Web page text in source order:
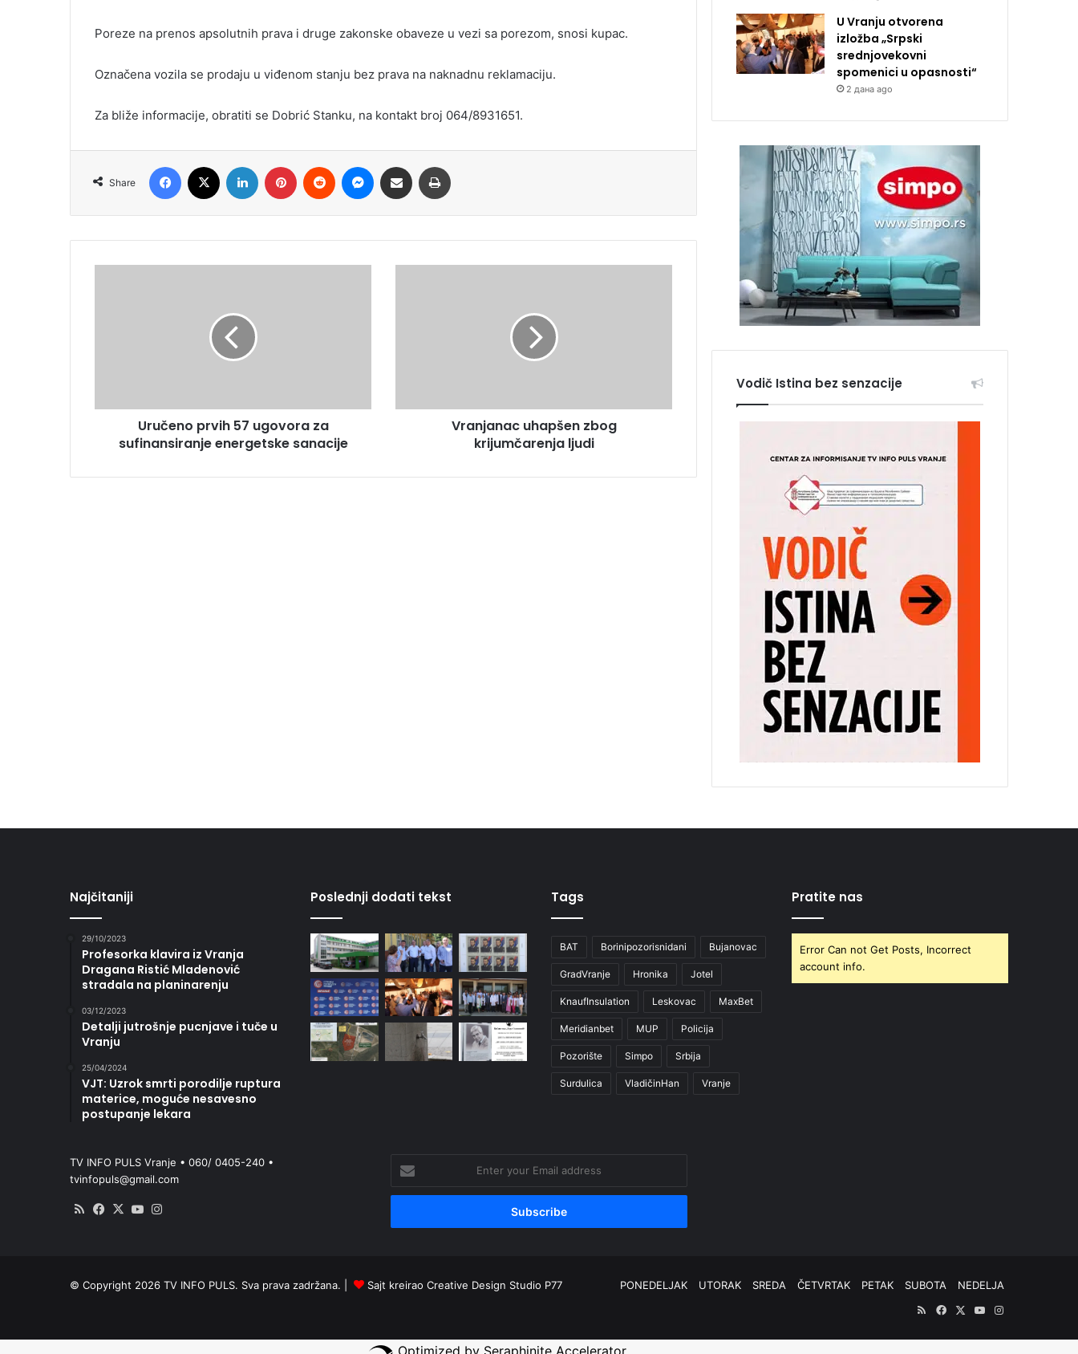
Poreze na prenos apsolutnih prava i druge zakonske obaveze u vezi sa porezom, snosi kupac.
Označena vozila se prodaju u viđenom stanju bez prava na naknadnu reklamaciju.
Za bliže informacije, obratiti se Dobrić Stanku, na kontakt broj 064/8931651.
Share
Facebook LinkedIn Pinterest Reddit Messenger
Share via Email
Uručeno prvih 57 ugovora za
sufinansiranje energetske sanacije
Vranjanac uhapšen zbog
krijumčarenja ljudi
U Vranju otvorena
izložba „Srpski
srednjovekovni
spomenici u opasnosti“
2 дана ago
Vodič Istina bez senzacije
Najčitaniji
29/10/2023
Profesorka klavira iz Vranja
Dragana Ristić Mladenović
stradala na planinarenju
03/12/2023
Detalji jutrošnje pucnjave i tuče u
Vranju
25/04/2024
VJT: Uzrok smrti porodilje ruptura
materice, moguće nesavesno
postupanje lekara
Poslednji dodati tekst Tags
BAT Borinipozorisnidani Bujanovac
GradVranje Hronika Jotel
KnaufInsulation Leskovac MaxBet
Meridianbet MUP Policija
Pozorište Simpo Srbija
Surdulica VladičinHan Vranje
Pratite nas
Error Can not Get Posts, Incorrect
account info.
TV INFO PULS Vranje • 060/ 0405-240 •
tvinfopuls@gmail.com
RSS Facebook
X YouTube
your
Email
© Copyright 2026 TV INFO PULS. Sva prava zadržana. | Sajt kreirao Creative Design Studio P77 PONEDELJAK UTORAK SREDA ČETVRTAK PETAK SUBOTA
NEDELJA
RSSFacebook
X YouTubeInstagram